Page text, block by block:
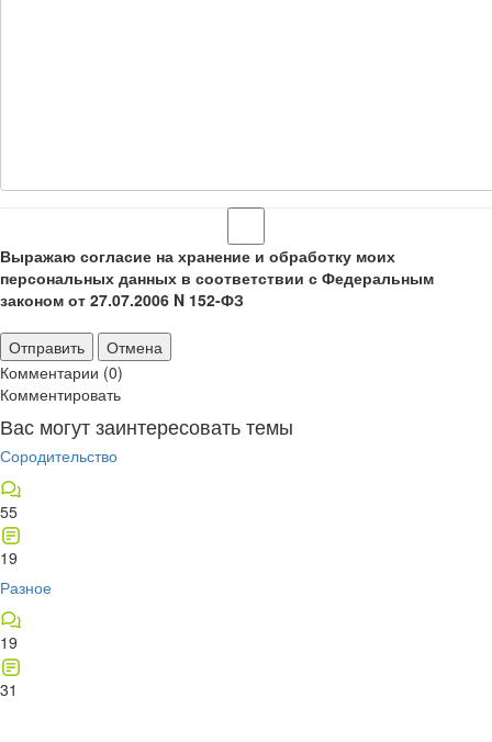
Выражаю согласие на хранение и обработку моих
персональных данных в соответствии с Федеральным
законом от 27.07.2006 N 152-ФЗ
Отправить
Отмена
Комментарии (0)
Комментировать
Вас могут заинтересовать темы
Сородительство
55
19
Разное
19
31